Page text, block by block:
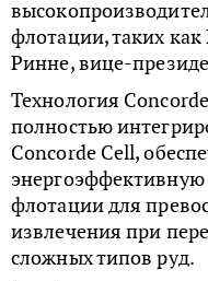
флотации, таких как
Ринне, вице-
Технология
полностью
Concorde Cell,
флотации для
извлечения при
сложных типов руд.